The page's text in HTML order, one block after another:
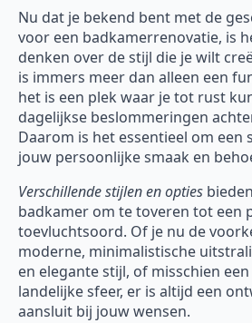
Nu dat je bekend bent met de
voor een badkamerrenovatie, is
denken over de stijl die je wilt
is immers meer dan alleen een
het is een plek waar je tot rust
dagelijkse beslommeringen
Daarom is het essentieel om een
jouw persoonlijke smaak en
Verschillende stijlen en opties
badkamer om te toveren tot een
toevluchtsoord. Of je nu de
moderne, minimalistische
en elegante stijl, of misschien
landelijke sfeer, er is altijd een
aansluit bij jouw wensen.